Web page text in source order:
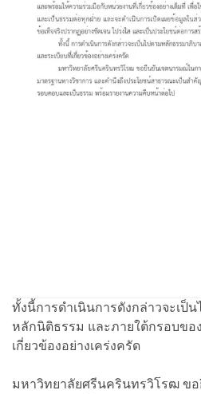
ทั้งนี้การดำเนินการดังกล่าวจะเป็
หลักนิติธรรม และภายใต้กรอบขอ
เกี่ยวข้องอย่างเคร่งครัด
มหาวิทยาลัยศรีนครินทรวิโรฒ ข